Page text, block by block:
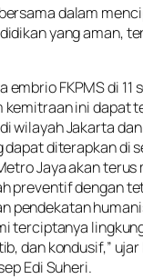
dalam
yang aman,
embrio FKPMS di 11
kemitraan ini dapat
wilayah Jakarta
dapat diterapkan di
Jaya akan terus
preventif dengan
pendekatan
terciptanya
dan kondusif,”
Edi Suheri.